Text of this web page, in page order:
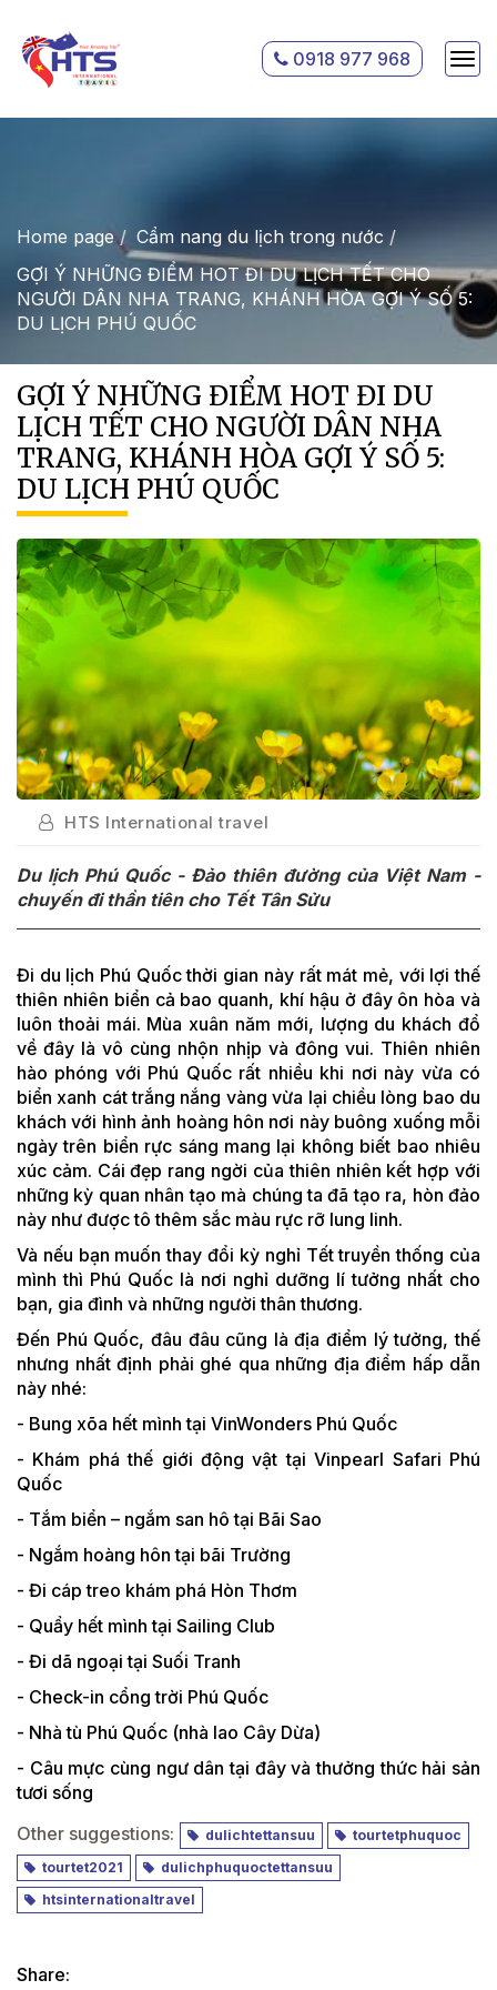
0918 977 968
Home page
Cẩm nang du lịch trong nước
GỢI Ý NHỮNG ĐIỂM HOT ĐI DU LỊCH TẾT CHO
NGƯỜI DÂN NHA TRANG, KHÁNH HÒA GỢI Ý SỐ 5:
DU LỊCH PHÚ QUỐC
GỢI Ý NHỮNG ĐIỂM HOT ĐI DU
LỊCH TẾT CHO NGƯỜI DÂN NHA
TRANG, KHÁNH HÒA GỢI Ý SỐ 5:
DU LỊCH PHÚ QUỐC
HTS International travel
Du lịch Phú Quốc - Đảo thiên đường của Việt Nam -
chuyến đi thần tiên cho Tết Tân Sửu
Đi du lịch Phú Quốc thời gian này rất mát mẻ, với lợi thế
thiên nhiên biển cả bao quanh, khí hậu ở đây ôn hòa và
luôn thoải mái. Mùa xuân năm mới, lượng du khách đổ
về đây là vô cùng nhộn nhịp và đông vui. Thiên nhiên
hào phóng với Phú Quốc rất nhiều khi nơi này vừa có
biển xanh cát trắng nắng vàng vừa lại chiều lòng bao du
khách với hình ảnh hoàng hôn nơi này buông xuống mỗi
ngày trên biển rực sáng mang lại không biết bao nhiêu
xúc cảm. Cái đẹp rang ngời của thiên nhiên kết hợp với
những kỳ quan nhân tạo mà chúng ta đã tạo ra, hòn đảo
này như được tô thêm sắc màu rực rỡ lung linh.
Và nếu bạn muốn thay đổi kỳ nghỉ Tết truyền thống của
mình thì Phú Quốc là nơi nghỉ dưỡng lí tưởng nhất cho
bạn, gia đình và những người thân thương.
Đến Phú Quốc, đâu đâu cũng là địa điểm lý tưởng, thế
nhưng nhất định phải ghé qua những địa điểm hấp dẫn
này nhé:
- Bung xõa hết mình tại VinWonders Phú Quốc
- Khám phá thế giới động vật tại Vinpearl Safari Phú
Quốc
- Tắm biển – ngắm san hô tại Bãi Sao
- Ngắm hoàng hôn tại bãi Trường
- Đi cáp treo khám phá Hòn Thơm
- Quẩy hết mình tại Sailing Club
- Đi dã ngoại tại Suối Tranh
- Check-in cổng trời Phú Quốc
- Nhà tù Phú Quốc (nhà lao Cây Dừa)
- Câu mực cùng ngư dân tại đây và thưởng thức hải sản
tươi sống
Other suggestions:
dulichtettansuu
tourtetphuquoc
tourtet2021
dulichphuquoctettansuu
htsinternationaltravel
Share: